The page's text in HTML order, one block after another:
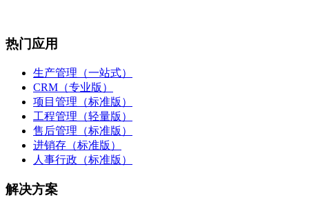
热门应用
生产管理（一站式）
CRM（专业版）
项目管理（标准版）
工程管理（轻量版）
售后管理（标准版）
进销存（标准版）
人事行政（标准版）
解决方案